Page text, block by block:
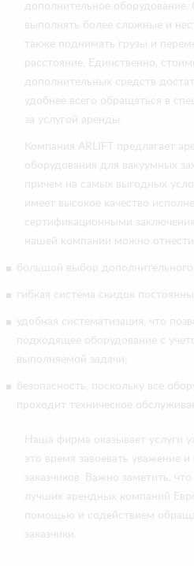
дополнительное
выполнять более сложные и
также поднимать грузы и
расстояние. Единственно,
дополнительных средств
удобнее всего обращаться в
за услугой аренды.
Компания ARLIFT предлагает
оборудования для вакуумных
причем на самых выгодных
имеет высокое качество
сертификационными
нашей компании можно
большой выбор дополнительного
гибкая система скидок
удобная систематизация, что
подходящее оборудование с
выполняемой задачи;
безопасность, поскольку все
проходит техническое
Наша фирма оказывает услуги
это время завоевать уважение
заказчиков. Важно заметить,
лучших арендных компаний
помощью и содействием
заказчики.